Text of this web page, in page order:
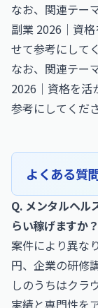
なお、関連テー
副業 2026｜資
せて参考にして
なお、関連テー
2026｜資格を活
参考にしてくだ
よくある質
Q. メンタルヘル
らい稼げますか？
案件により異な
円、企業の研修
しのうちはクラ
実績と専門性を